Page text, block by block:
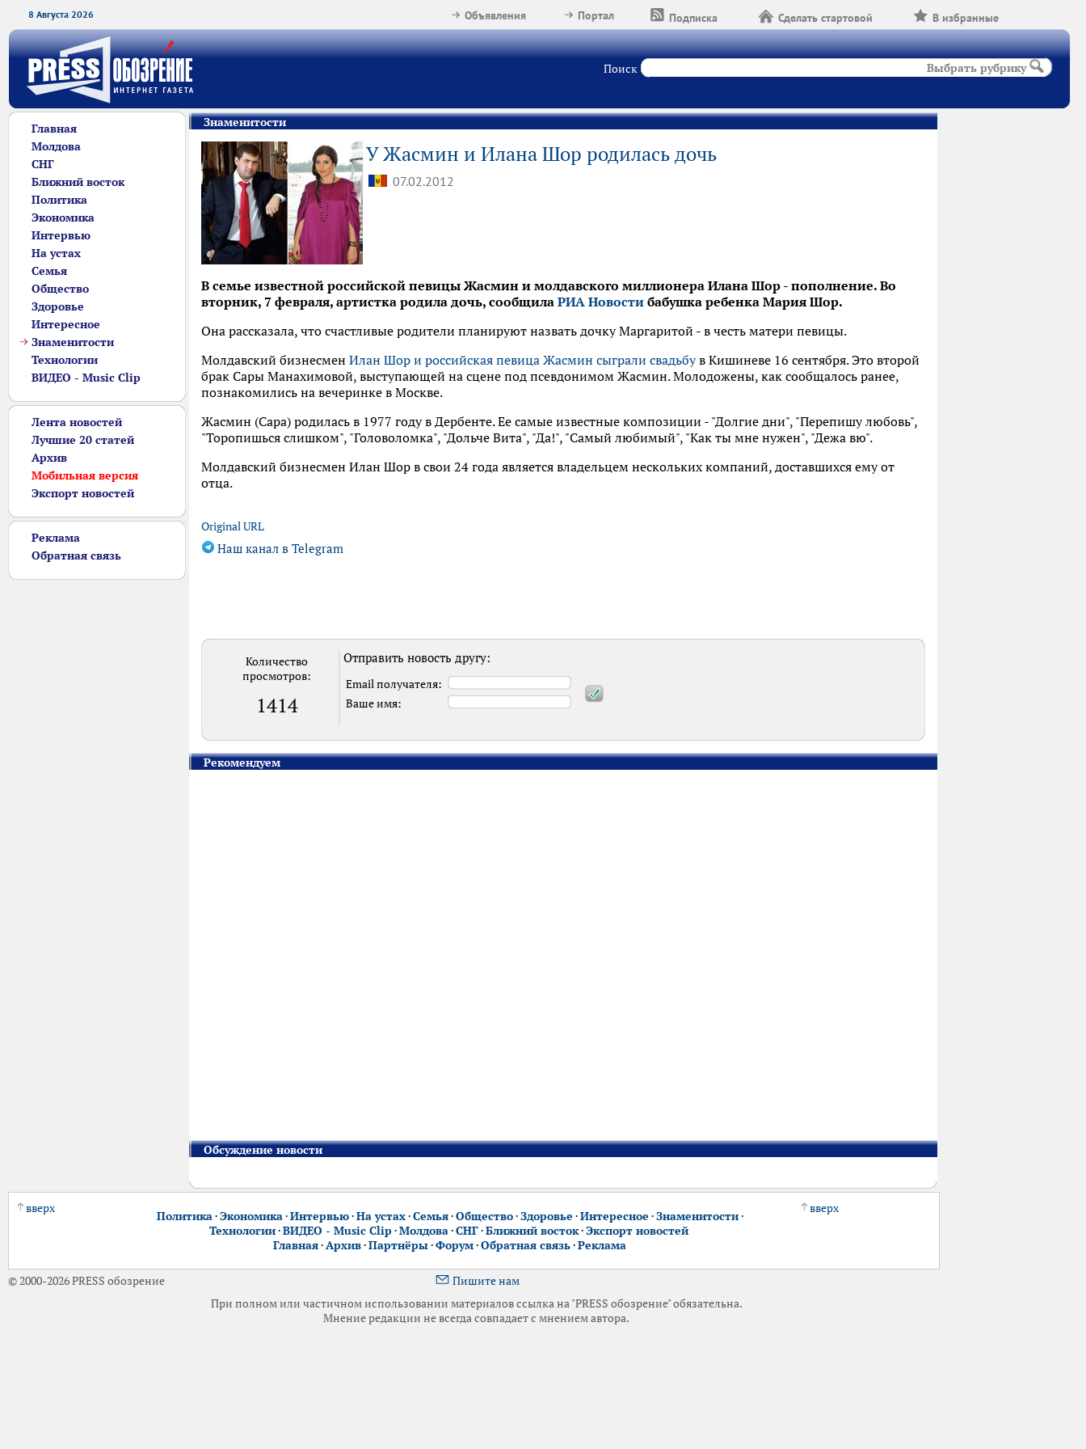
8 Августа 2026 В избранные
Сделать стартовой
Подписка
Портал
Объявления
Поиск Выбрать рубрику
Главная
Молдова
СНГ
Ближний восток
Политика
Экономика
Интервью
На устах
Семья
Общество
Здоровье
Интересное
Знаменитости
Технологии
ВИДЕО - Music Clip
Лента новостей
Лучшие 20 статей
Архив
Мобильная версия
Экспорт новостей
Реклама
Обратная связь
Знаменитости
У Жасмин и Илана Шор родилась дочь
07.02.2012
В семье известной российской певицы Жасмин и молдавского миллионера Илана Шор - пополнение. Во
вторник, 7 февраля, артистка родила дочь, сообщила РИА Новости бабушка ребенка Мария Шор.
Она рассказала, что счастливые родители планируют назвать дочку Маргаритой - в честь матери певицы.
Молдавский бизнесмен Илан Шор и российская певица Жасмин сыграли свадьбув Кишиневе 16 сентября. Это второй
брак Сары Манахимовой, выступающей на сцене под псевдонимом Жасмин. Молодожены, как сообщалось ранее,
познакомились на вечеринке в Москве.
Жасмин (Сара) родилась в 1977 году в Дербенте. Ее самые известные композиции - "Долгие дни", "Перепишу любовь",
"Торопишься слишком", "Головоломка", "Дольче Вита", "Да!", "Самый любимый", "Как ты мне нужен", "Дежа вю".
Молдавский бизнесмен Илан Шор в свои 24 года является владельцем нескольких компаний, доставшихся ему от
отца.
Original URL
Наш канал в Telegram
Количество
просмотров:
1414
Отправить новость другу:
Email получателя:
Ваше имя:
Рекомендуем
Обсуждение новости
вверх
Политика·Экономика·Интервью·На устах·Семья·Общество·Здоровье ·Интересное ·Знаменитости·
Технологии·ВИДЕО - Music Clip ·Молдова·СНГ·Ближний восток·Экспорт новостей
Главная·Архив·Партнёры·Форум·Обратная связь·Реклама
вверх
© 2000-2026 PRESS обозрение
Пишите нам
При полном или частичном использовании материалов ссылка на "PRESS обозрение" обязательна.
Мнение редакции не всегда совпадает с мнением автора.